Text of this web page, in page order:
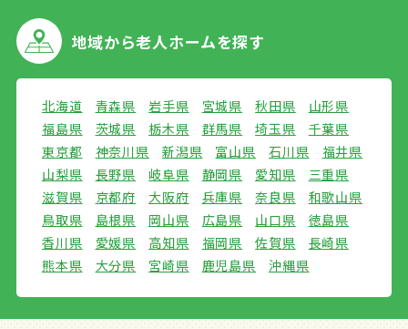
地域から老人ホームを探す
北海道 青森県 岩手県 宮城県 秋田県
山形県
福島県
茨城県 栃木県 群馬県 埼玉県
千葉県
東京都
神奈川県 新潟県 富山県 石川県
福井県
山梨県
長野県 岐阜県 静岡県 愛知県
三重県
滋賀県
京都府 大阪府 兵庫県 奈良県
和歌山県
鳥取県
島根県 岡山県 広島県 山口県
徳島県
香川県
愛媛県 高知県 福岡県 佐賀県
長崎県
熊本県
大分県 宮崎県 鹿児島県 沖縄県